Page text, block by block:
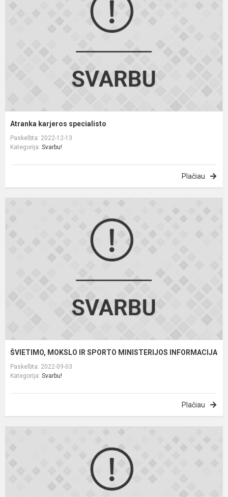
Atranka karjeros specialisto
Paskelbta: 2022-12-13
Kategorija: Svarbu!
Plačiau
ŠVIETIMO, MOKSLO IR SPORTO MINISTERIJOS INFORMACIJA
Paskelbta: 2022-09-03
Kategorija: Svarbu!
Plačiau